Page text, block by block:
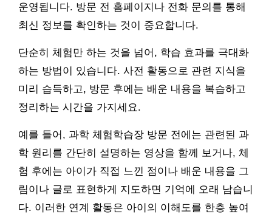
운영됩니다. 방문 전 홈페이지나 전화 문의를 통해
최신 정보를 확인하는 것이 중요합니다.
단순히 체험만 하는 것을 넘어, 학습 효과를 극대화
하는 방법이 있습니다. 사전 활동으로 관련 지식을
미리 습득하고, 방문 후에는 배운 내용을 복습하고
정리하는 시간을 가지세요.
예를 들어, 과학 체험학습장 방문 전에는 관련된 과
학 원리를 간단히 설명하는 영상을 함께 보거나, 체
험 후에는 아이가 직접 느낀 점이나 배운 내용을 그
림이나 글로 표현하게 지도하면 기억에 오래 남습니
다. 이러한 연계 활동은 아이의 이해도를 한층 높여